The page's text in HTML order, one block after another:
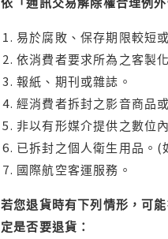
易於腐敗、保存期限較短
依消費者要求所為之客製
報紙、期刊或雜誌。
經消費者拆封之影音商品
非以有形媒介提供之數位
已拆封之個人衛生用品。
國際航空客運服務。
若您退貨時有下列情形，可
定是否要退貨：